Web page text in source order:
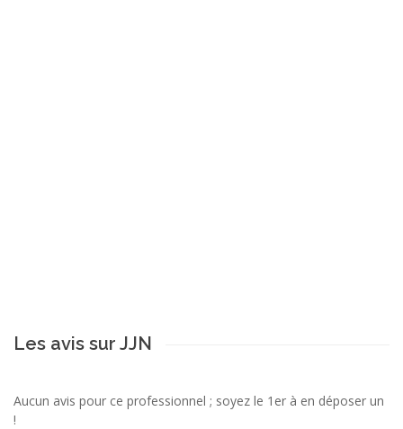
Les avis sur JJN
Aucun avis pour ce professionnel ; soyez le 1er à en déposer un
!